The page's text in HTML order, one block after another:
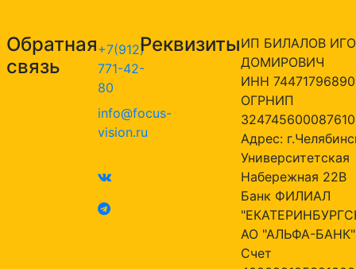
Обратная
связь
+7(912)
771-42-
80
info@focus-
vision.ru
РеквизитыИП БИЛАЛОВ
ДОМИРОВИЧ
ИНН
ОГРНИП
324745600087610
Адрес:
Университетская
Набережная 22В
Банк ФИЛИАЛ
АО "АЛЬФА-БАНК"
Счет